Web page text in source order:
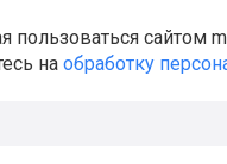
пользоваться сайтом
на обработку